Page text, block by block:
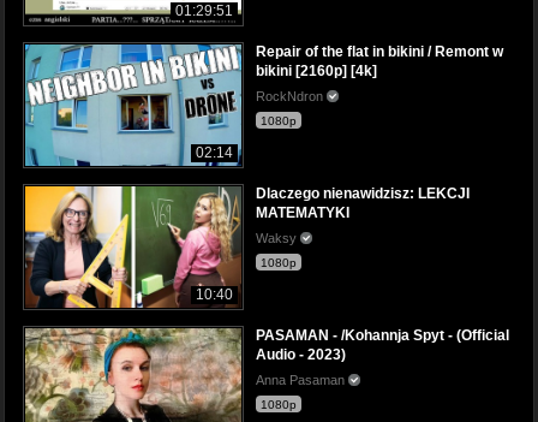
01:29:51
02:14
Repair of the flat in bikini / Remont w
bikini [2160p] [4k]
RockNdron
1080p
10:40
Dlaczego nienawidzisz: LEKCJI
MATEMATYKI
Waksy
1080p
PASAMAN - /Kohannja Spyt - (Official
Audio - 2023)
Anna Pasaman
1080p